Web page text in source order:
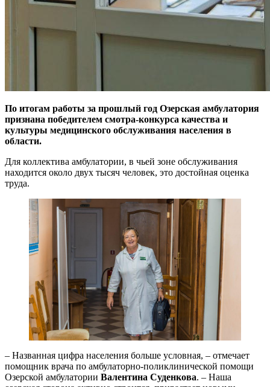
По итогам работы за прошлый год Озерская амбулатория
признана победителем смотра-конкурса качества и
культуры медицинского обслуживания населения в
области.
Для коллектива амбулатории, в чьей зоне обслуживания
находится около двух тысяч человек, это достойная оценка
труда.
– Названная цифра населения больше условная, – отмечает
помощник врача по амбулаторно-поликлинической помощи
Озерской амбулатории Валентина Суденкова. – Наша